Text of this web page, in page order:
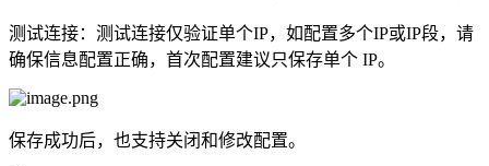
测试连接：测试连接仅验证单个IP，如配置多个IP或IP段，请
确保信息配置正确，首次配置建议只保存单个 IP。
保存成功后，也支持关闭和修改配置。